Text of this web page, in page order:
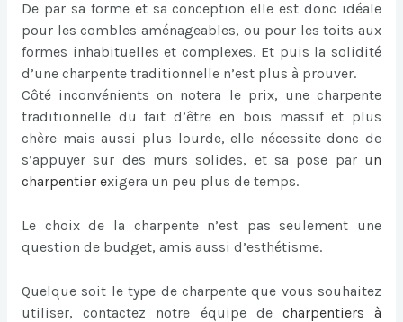
De par sa forme et sa conception elle est donc idéale
pour les combles aménageables, ou pour les toits aux
formes inhabituelles et complexes. Et puis la solidité
d’une charpente traditionnelle n’est plus à prouver.
Côté inconvénients on notera le prix, une charpente
traditionnelle du fait d’être en bois massif et plus
chère mais aussi plus lourde, elle nécessite donc de
s’appuyer sur des murs solides, et sa pose par un
charpentier exigera un peu plus de temps.
Le choix de la charpente n’est pas seulement une
question de budget, amis aussi d’esthétisme.
Quelque soit le type de charpente que vous souhaitez
utiliser, contactez notre équipe de charpentiers à